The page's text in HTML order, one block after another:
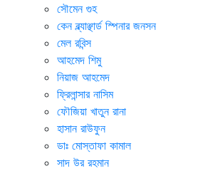
সৌমেন গুহ
কেন ব্ল্যাঞ্ছার্ড স্পিনার জনসন
মেল রবিন্স
আহমেদ শিমু
নিয়াজ আহমেদ
ফ্রিলান্সার নাসিম
ফৌজিয়া খাতুন রানা
হাসান রাউফুন
ডাঃ মোস্তাফা কামাল
সাদ উর রহমান